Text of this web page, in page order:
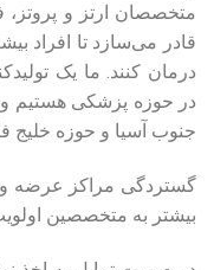
متخصصان ارتز و پروتز،
قادر می‌سازد تا افراد
درمان کنند. ما یک
در حوزه پزشکی هستیم و
جنوب آسیا و حوزه
گستردگی مراکز عرضه
بیشتر به متخصصین